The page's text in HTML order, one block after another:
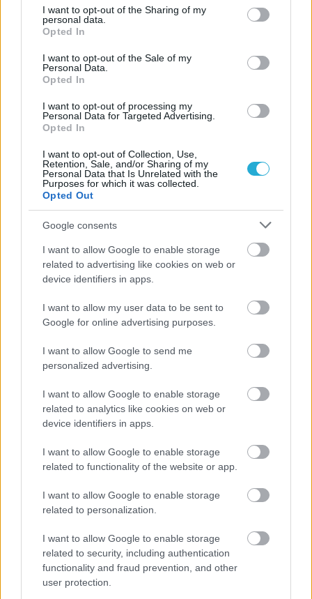
not limited to your visit or usage behaviour. You may click to
grant or deny consent to Google and its third-party tags to
use your data for below specified purposes in below Google
consent section.
I want to opt-out of the Sharing of my
personal data.
Opted In
I want to opt-out of the Sale of my
Personal Data.
Opted In
I want to opt-out of processing my
Personal Data for Targeted Advertising.
Opted In
I want to opt-out of Collection, Use,
Retention, Sale, and/or Sharing of my
Personal Data that Is Unrelated with the
Purposes for which it was collected.
Opted Out
Google consents
I want to allow Google to enable storage
related to advertising like cookies on web or
device identifiers in apps.
I want to allow my user data to be sent to
Google for online advertising purposes.
I want to allow Google to send me
personalized advertising.
I want to allow Google to enable storage
related to analytics like cookies on web or
device identifiers in apps.
I want to allow Google to enable storage
related to functionality of the website or app.
I want to allow Google to enable storage
related to personalization.
I want to allow Google to enable storage
related to security, including authentication
functionality and fraud prevention, and other
user protection.
Η FIVB σχεδιάζει να διοργανώσει το Παγκόσμιο
Πρωτάθλημα τον Δεκέμβριο – Αντιδρούν οι σύλλογοι
06/08/2026
Έτοιμη για… υψηλές πτήσεις η Μπενφίκα του Ψάρρα
05/08/2026
Ισόπαλο το πρωτο φιλικό τεστ της Εθνικής στο
Ουρμπίνο
05/08/2026
Πανεπιστημίου Πατρών
ΓΝΩΜΕΣ
11/03/2026
Από την Περούτζια του 2000
ευρωπαϊκό ραντεβού του
ιστορία
ΗΛΙΑΣ ΠΑΠΑΪΩΑΝΝΟΥ
Αναγνώριση και σεβασμός
οι σημαντικότερες νίκες του
Α.Ο. Θήρας